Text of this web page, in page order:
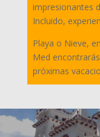
impresionantes
Incluido,
Playa o Nieve,
Med
próximas